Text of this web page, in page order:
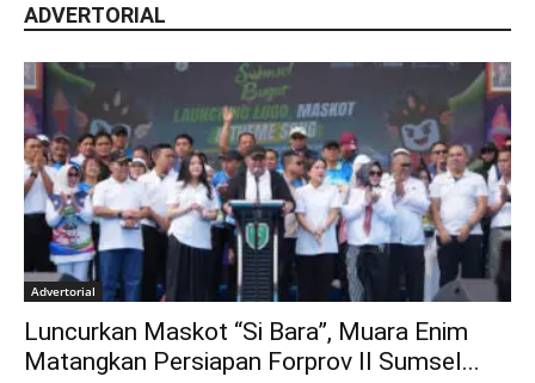
ADVERTORIAL
Advertorial
Luncurkan Maskot “Si Bara”, Muara Enim
Matangkan Persiapan Forprov II Sumsel...